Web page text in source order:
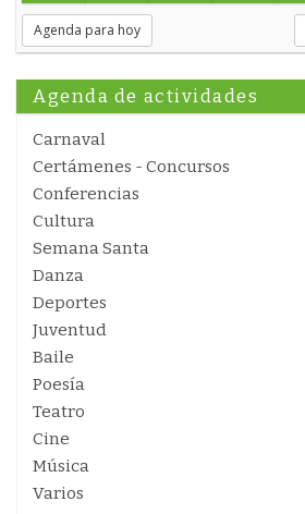
Agenda para hoy
Agenda de actividades
Carnaval
Certámenes - Concursos
Conferencias
Cultura
Semana Santa
Danza
Deportes
Juventud
Baile
Poesía
Teatro
Cine
Música
Varios